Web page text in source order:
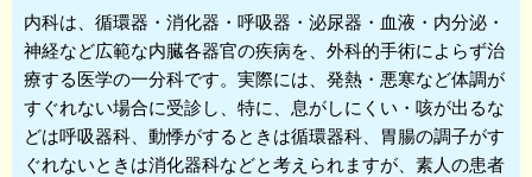
内科は、循環器・消化器・呼吸器・泌尿器・血液・内分泌・
神経など広範な内臓各器官の疾病を、外科的手術によらず治
療する医学の一分科です。実際には、発熱・悪寒など体調が
すぐれない場合に受診し、特に、息がしにくい・咳が出るな
どは呼吸器科、動悸がするときは循環器科、胃腸の調子がす
ぐれないときは消化器科などと考えられますが、素人の患者